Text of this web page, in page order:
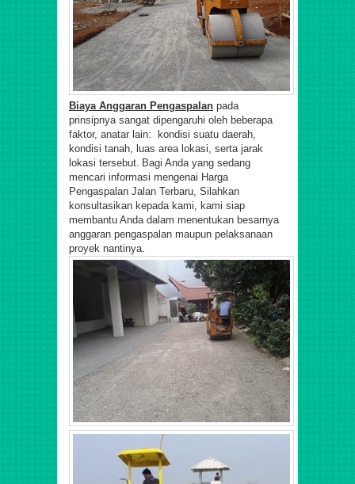
Biaya Anggaran Pengaspalan pada
prinsipnya sangat dipengaruhi oleh beberapa
faktor, anatar lain: kondisi suatu daerah,
kondisi tanah, luas area lokasi, serta jarak
lokasi tersebut. Bagi Anda yang sedang
mencari informasi mengenai Harga
Pengaspalan Jalan Terbaru, Silahkan
konsultasikan kepada kami, kami siap
membantu Anda dalam menentukan besarnya
anggaran pengaspalan maupun pelaksanaan
proyek nantinya.